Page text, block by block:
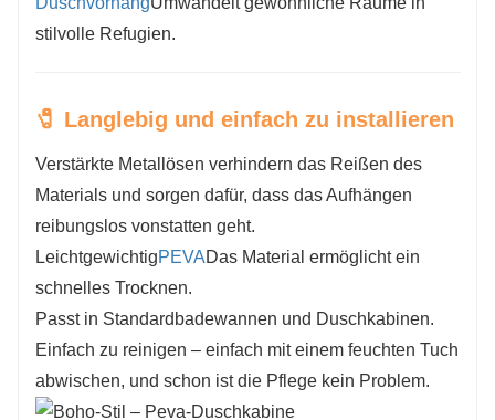
stilvolle Refugien.
🧷 Langlebig und einfach zu installieren
Verstärkte Metallösen verhindern das Reißen des
Materials und sorgen dafür, dass das Aufhängen
reibungslos vonstatten geht.
LeichtgewichtigPEVADas Material ermöglicht ein
schnelles Trocknen.
Passt in Standardbadewannen und Duschkabinen.
Einfach zu reinigen – einfach mit einem feuchten Tuch
abwischen, und schon ist die Pflege kein Problem.